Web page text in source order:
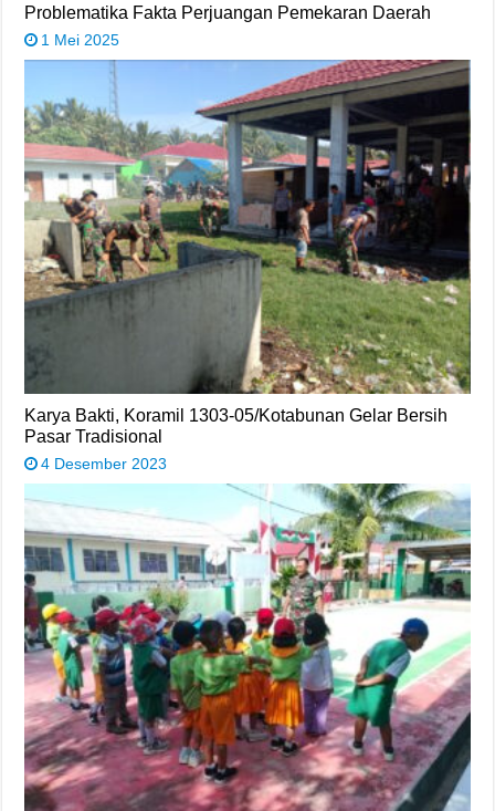
Problematika Fakta Perjuangan Pemekaran Daerah
1 Mei 2025
Karya Bakti, Koramil 1303-05/Kotabunan Gelar Bersih
Pasar Tradisional
4 Desember 2023